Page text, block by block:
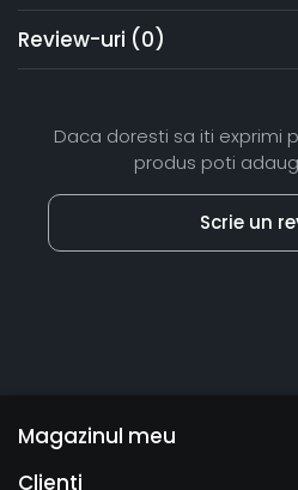
Review-uri (0)
Daca doresti sa iti exprimi
produs poti
Scrie un
Magazinul meu
Clienti